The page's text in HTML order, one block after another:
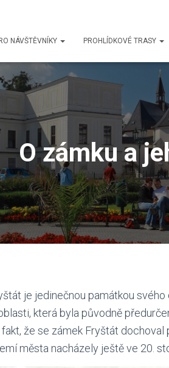
NÁVŠTĚVNÍKY PROHLÍDKOVÉ TRASY
O zámku a
je jedinečnou památkou
která byla původně
že se zámek Fryštát
města nacházely ještě ve 20.